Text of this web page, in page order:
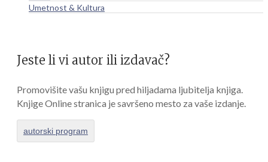
Umetnost & Kultura
Jeste li vi autor ili izdavač?
Promovišite vašu knjigu pred hiljadama ljubitelja knjiga.
Knjige Online stranica je savršeno mesto za vaše izdanje.
autorski program